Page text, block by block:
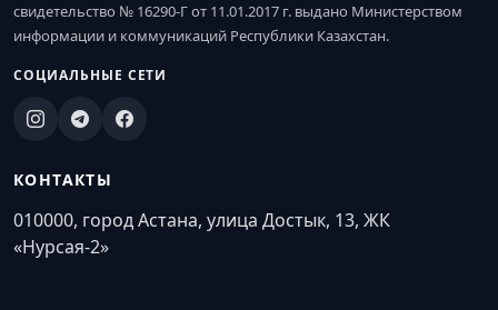
свидетельство № 16290-Г от 11.01.2017 г. выдано Министерством
информации и коммуникаций Республики Казахстан.
СОЦИАЛЬНЫЕ СЕТИ
КОНТАКТЫ
010000, город Астана, улица Достык, 13, ЖК
«Нурсая-2»